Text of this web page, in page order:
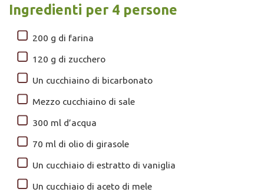
Ingredienti per 4 persone
200 g di farina
120 g di zucchero
Un cucchiaino di bicarbonato
Mezzo cucchiaino di sale
300 ml d’acqua
70 ml di olio di girasole
Un cucchiaio di estratto di vaniglia
Un cucchiaio di aceto di mele